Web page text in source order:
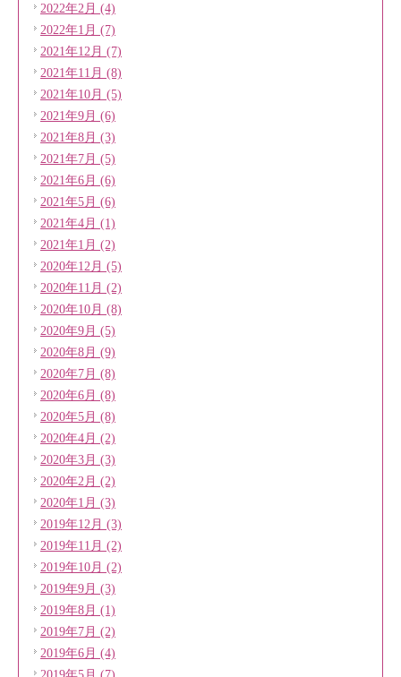
2022年2月 (4)
2022年1月 (7)
2021年12月 (7)
2021年11月 (8)
2021年10月 (5)
2021年9月 (6)
2021年8月 (3)
2021年7月 (5)
2021年6月 (6)
2021年5月 (6)
2021年4月 (1)
2021年1月 (2)
2020年12月 (5)
2020年11月 (2)
2020年10月 (8)
2020年9月 (5)
2020年8月 (9)
2020年7月 (8)
2020年6月 (8)
2020年5月 (8)
2020年4月 (2)
2020年3月 (3)
2020年2月 (2)
2020年1月 (3)
2019年12月 (3)
2019年11月 (2)
2019年10月 (2)
2019年9月 (3)
2019年8月 (1)
2019年7月 (2)
2019年6月 (4)